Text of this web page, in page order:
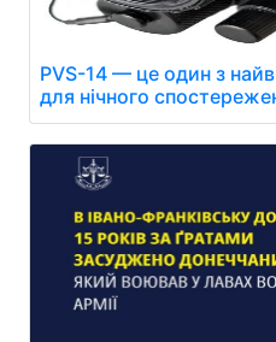
PVS-14 — це один з
для нічного